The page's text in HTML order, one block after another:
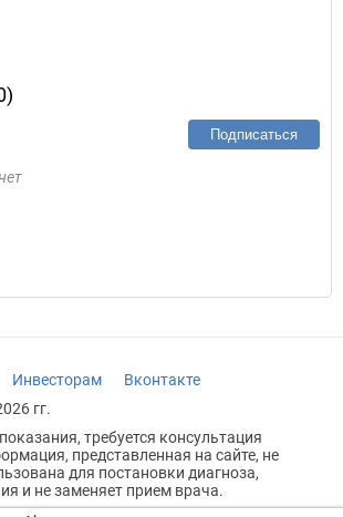
Подписаться
Инвесторам
Вконтакте
гг.
требуется консультация
представленная на сайте, не
для постановки диагноза,
и не заменяет прием врача.